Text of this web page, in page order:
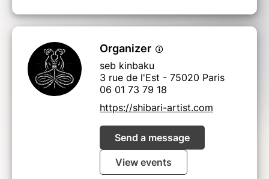
Organizer
seb kinbaku
3 rue de l'Est - 75020 Paris
06 01 73 79 18
https://shibari-artist.com
Send a message
View events